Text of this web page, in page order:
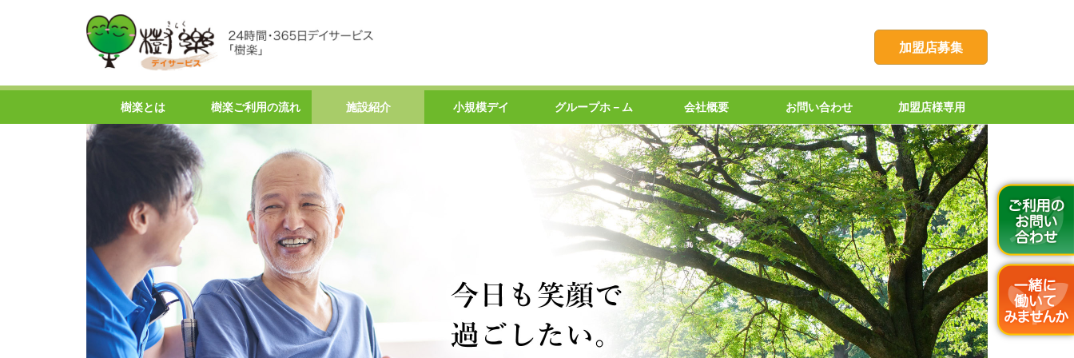
加盟店募集
樹楽とは 樹楽ご利用の流れ 施設紹介 小規模デイ グループホ－ム 会社概要 お問い合わせ 加盟店様専用